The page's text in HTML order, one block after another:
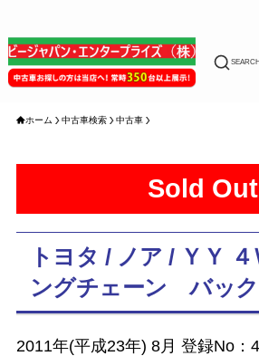
SEARCH
ホーム 中古車検索 中古車
Sold Out
トヨタ / ノア / ＹＹ
ングチェーン バッ
2011年(平成23年) 8月 登録No：